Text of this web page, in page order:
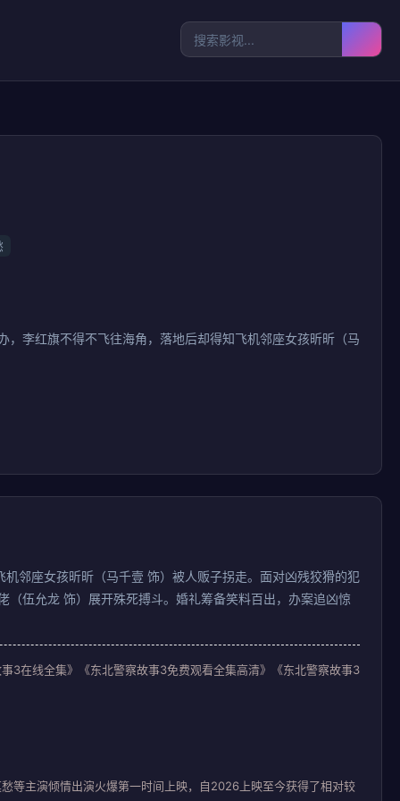
李红旗不得不飞往海角，落地后却得知飞机邻座女孩昕昕（马
邻座女孩昕昕（马千壹 饰）被人贩子拐走。面对凶残狡猾的犯
伍允龙 饰）展开殊死搏斗。婚礼筹备笑料百出，办案追凶惊
3在线全集》《东北警察故事3免费观看全集高清》《东北警察故事3
等主演倾情出演火爆第一时间上映，自2026上映至今获得了相对较